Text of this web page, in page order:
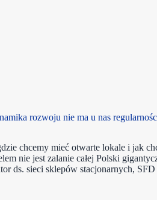
rozwoju nie ma u nas
chcemy mieć otwarte lokale i jak
nie jest zalanie całej Polski
ds. sieci sklepów stacjonarnych, SFD